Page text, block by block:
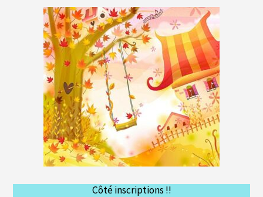
Côté inscriptions !!